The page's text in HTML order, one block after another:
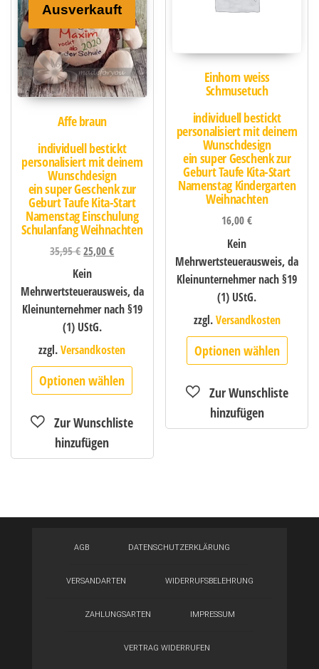
Ausverkauft
Affe braun
individuell bestickt
personalisiert mit deinem
Wunschdesign
ein super Geschenk zur
Geburt Taufe Kita-Start
Namenstag Einschulung
Schulanfang Weihnachten
35,95€25,00€
Kein
Mehrwertsteuerausweis, da
Kleinunternehmer nach §19
(1) UStG.
zzgl.Versandkosten
Optionen wählen
Einhorn weiss
Schmusetuch
individuell bestickt
personalisiert mit deinem
Wunschdesign
ein super Geschenk zur
Geburt Taufe Kita-Start
Namenstag Kindergarten
Weihnachten
16,00€
Kein
Mehrwertsteuerausweis, da
Kleinunternehmer nach §19
(1) UStG.
zzgl.Versandkosten
Optionen wählen
AGB DATENSCHUTZERKLÄRUNG
VERSANDARTEN WIDERRUFSBELEHRUNG
ZAHLUNGSARTEN IMPRESSUM
VERTRAG WIDERRUFEN